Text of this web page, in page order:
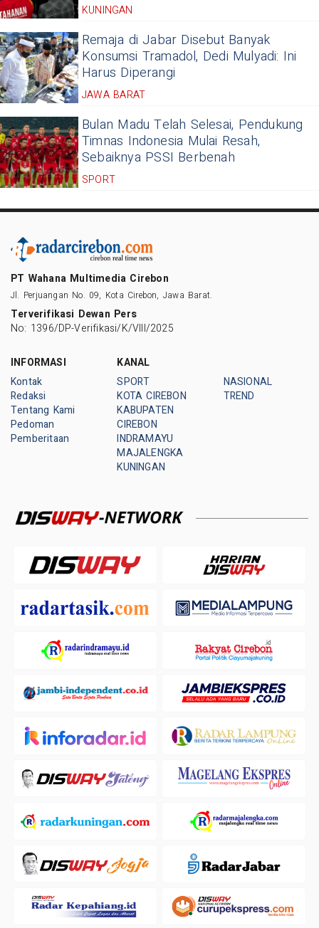
KUNINGAN
Remaja di Jabar Disebut Banyak
Konsumsi Tramadol, Dedi Mulyadi: Ini
Harus Diperangi
JAWA BARAT
Bulan Madu Telah Selesai, Pendukung
Timnas Indonesia Mulai Resah,
Sebaiknya PSSI Berbenah
SPORT
PT Wahana Multimedia Cirebon
Jl. Perjuangan No. 09, Kota Cirebon, Jawa Barat.
Terverifikasi Dewan Pers
No: 1396/DP-Verifikasi/K/VIII/2025
INFORMASI
Kontak
Redaksi
Tentang Kami
Pedoman
Pemberitaan
KANAL
SPORT
KOTA CIREBON
KABUPATEN
CIREBON
INDRAMAYU
MAJALENGKA
KUNINGAN
NASIONAL
TREND